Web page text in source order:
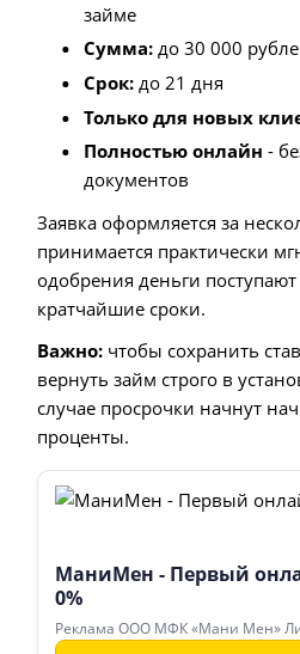
займе
Сумма:до 30 000
Срок:до 21 дня
Только для новых
Полностью онлайн -
документов
Заявка оформляется за
принимается практически
одобрения деньги поступают
кратчайшие сроки.
Важно: чтобы сохранить
вернуть займ строго в
случае просрочки начнут
проценты.
МаниМен - Первый
0%
Реклама ООО МФК «Мани Мен»